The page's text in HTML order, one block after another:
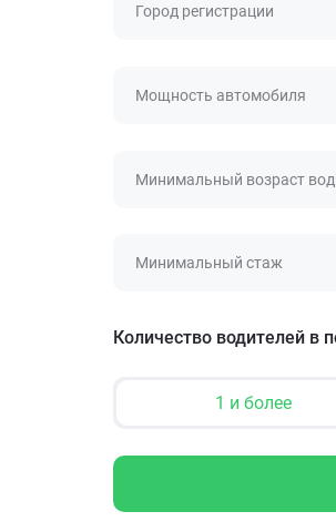
Город регистрации
Мощность автомобиля
Минимальный возраст
Минимальный стаж
Количество водителей в
1 и более